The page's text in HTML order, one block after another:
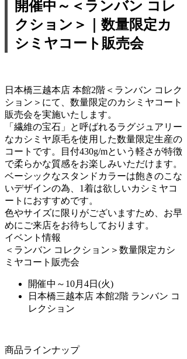
開催中～＜ランバン コレ
クション＞｜数量限定カ
シミヤコート販売会
日本橋三越本店 本館2階＜ランバン コレク
ション＞にて、数量限定のカシミヤコート
販売会を実施いたします。
「繊維の宝石」と呼ばれるラグジュアリー
なカシミヤ原毛を使用した数量限定生産の
コートです。目付430g/mという軽さが特徴
で柔らかな質感をお楽しみいただけます。
ベーシックなスタンドカラーは飽きのこな
いデザインの為、1着は欲しいカシミヤコ
ートにおすすめです。
色やサイズに限りがございますため、お早
めにご来店をお待ちしております。
イベント情報
＜ランバン コレクション＞数量限定カシ
ミヤコート販売会
開催中～10月4日(火)
日本橋三越本店 本館2階 ランバン コ
レクション
商品ラインナップ